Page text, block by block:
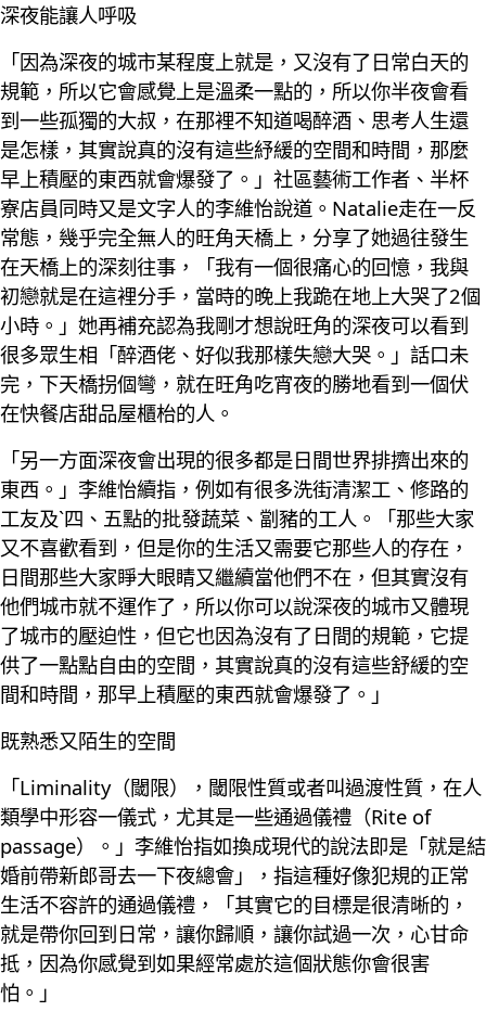
深夜能讓人呼吸
「因為深夜的城市某程度上就是，又沒有了日常白天的
規範，所以它會感覺上是溫柔一點的，所以你半夜會看
到一些孤獨的大叔，在那裡不知道喝醉酒、思考人生還
是怎樣，其實說真的沒有這些紓緩的空間和時間，那麼
早上積壓的東西就會爆發了。」社區藝術工作者、半杯
寮店員同時又是文字人的李維怡說道。Natalie走在一反
常態，幾乎完全無人的旺角天橋上，分享了她過往發生
在天橋上的深刻往事，「我有一個很痛心的回憶，我與
初戀就是在這裡分手，當時的晚上我跪在地上大哭了2個
小時。」她再補充認為我剛才想說旺角的深夜可以看到
很多眾生相「醉酒佬、好似我那樣失戀大哭。」話口未
完，下天橋拐個彎，就在旺角吃宵夜的勝地看到一個伏
在快餐店甜品屋櫃枱的人。
「另一方面深夜會出現的很多都是日間世界排擠出來的
東西。」李維怡續指，例如有很多洗街清潔工、修路的
工友及`四、五點的批發蔬菜、劏豬的工人。「那些大家
又不喜歡看到，但是你的生活又需要它那些人的存在，
日間那些大家睜大眼睛又繼續當他們不在，但其實沒有
他們城市就不運作了，所以你可以說深夜的城市又體現
了城市的壓迫性，但它也因為沒有了日間的規範，它提
供了一點點自由的空間，其實說真的沒有這些舒緩的空
間和時間，那早上積壓的東西就會爆發了。」
既熟悉又陌生的空間
「Liminality（閾限），閾限性質或者叫過渡性質，在人
類學中形容一儀式，尤其是一些通過儀禮（Rite of
passage）。」李維怡指如換成現代的說法即是「就是結
婚前帶新郎哥去一下夜總會」，指這種好像犯規的正常
生活不容許的通過儀禮，「其實它的目標是很清晰的，
就是帶你回到日常，讓你歸順，讓你試過一次，心甘命
抵，因為你感覺到如果經常處於這個狀態你會很害
怕。」